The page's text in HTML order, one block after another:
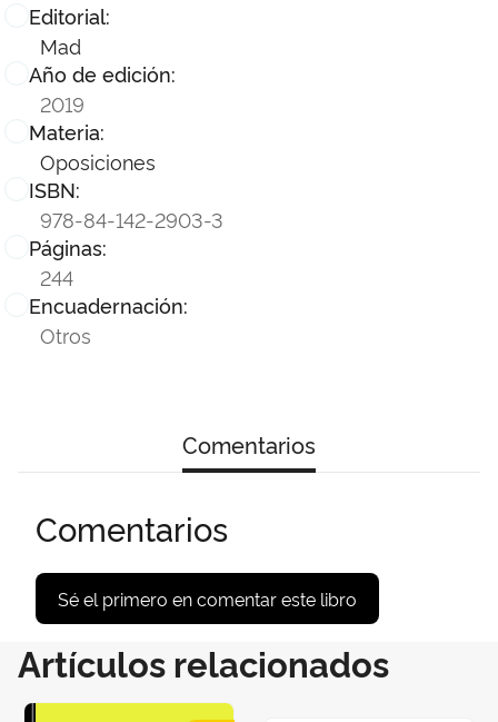
Editorial:
Mad
Año de edición:
2019
Materia:
Oposiciones
ISBN:
978-84-142-2903-3
Páginas:
244
Encuadernación:
Otros
Comentarios
Comentarios
Sé el primero en comentar este libro
Artículos relacionados